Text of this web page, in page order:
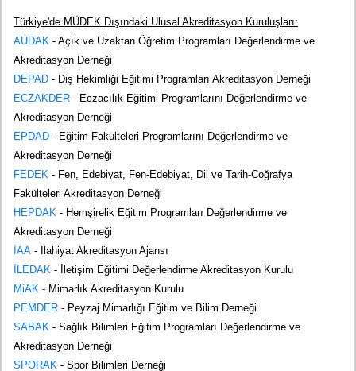
Türkiye'de MÜDEK Dışındaki Ulusal Akreditasyon Kuruluşları:
AUDAK - Açık ve Uzaktan Öğretim Programları Değerlendirme ve
Akreditasyon Derneği
DEPAD - Diş Hekimliği Eğitimi Programları Akreditasyon Derneği
ECZAKDER - Eczacılık Eğitimi Programlarını Değerlendirme ve
Akreditasyon Derneği
EPDAD - Eğitim Fakülteleri Programlarını Değerlendirme ve
Akreditasyon Derneği
FEDEK - Fen, Edebiyat, Fen-Edebiyat, Dil ve Tarih-Coğrafya
Fakülteleri Akreditasyon Derneği
HEPDAK - Hemşirelik Eğitim Programları Değerlendirme ve
Akreditasyon Derneği
İAA - İlahiyat Akreditasyon Ajansı
İLEDAK - İletişim Eğitimi Değerlendirme Akreditasyon Kurulu
MiAK - Mimarlık Akreditasyon Kurulu
PEMDER - Peyzaj Mimarlığı Eğitim ve Bilim Derneği
SABAK - Sağlık Bilimleri Eğitim Programları Değerlendirme ve
Akreditasyon Derneği
SPORAK - Spor Bilimleri Derneği